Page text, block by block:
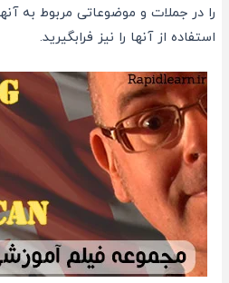
را در جملات و موضوعاتی مربوط به
استفاده از آنها را نیز فرابگیرید.